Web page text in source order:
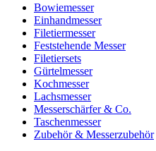
Bowiemesser
Einhandmesser
Filetiermesser
Feststehende Messer
Filetiersets
Gürtelmesser
Kochmesser
Lachsmesser
Messerschärfer & Co.
Taschenmesser
Zubehör & Messerzubehör